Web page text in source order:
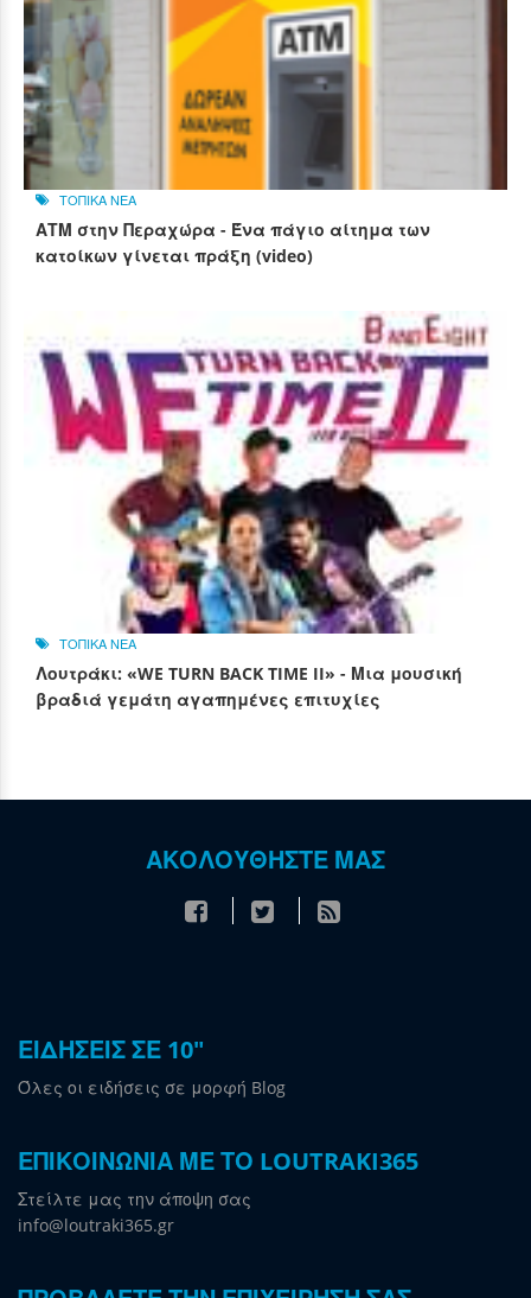
ΤΟΠΙΚΑ ΝΕΑ
ΑΤΜ στην Περαχώρα - Ένα πάγιο αίτημα των
κατοίκων γίνεται πράξη (video)
ΤΟΠΙΚΑ ΝΕΑ
Λουτράκι: «WE TURN BACK TIME II» - Μια μουσική
βραδιά γεμάτη αγαπημένες επιτυχίες
ΑΚΟΛΟΥΘΗΣΤΕ ΜΑΣ
ΕΙΔΗΣΕΙΣ ΣΕ 10"
Όλες οι ειδήσεις σε μορφή Blog
ΕΠΙΚΟΙΝΩΝΙΑ ΜΕ ΤΟ LOUTRAKI365
Στείλτε μας την άποψη σας
info@loutraki365.gr